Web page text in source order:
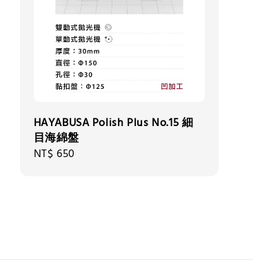
HAYABUSA Polish Plus No.15 細
目海綿盤
Regular
NT$ 650